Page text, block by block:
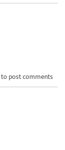
to post comments